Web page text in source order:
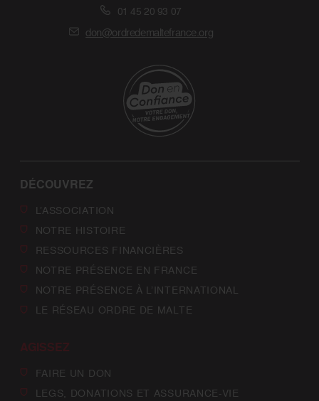
01 45 20 93 07
don@ordredemaltefrance.org
DÉCOUVREZ
L’ASSOCIATION
NOTRE HISTOIRE
RESSOURCES FINANCIÈRES
NOTRE PRÉSENCE EN FRANCE
NOTRE PRÉSENCE À L’INTERNATIONAL
LE RÉSEAU ORDRE DE MALTE
AGISSEZ
FAIRE UN DON
LEGS, DONATIONS ET ASSURANCE-VIE